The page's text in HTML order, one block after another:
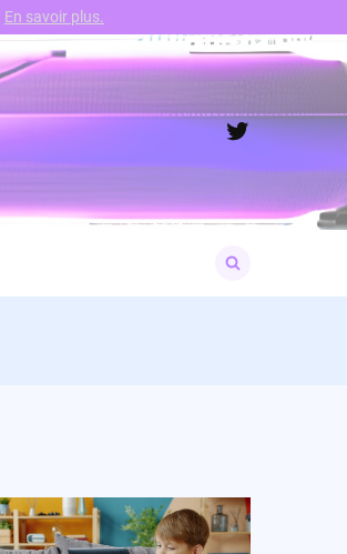
Twitter
for:
En savoir plus.